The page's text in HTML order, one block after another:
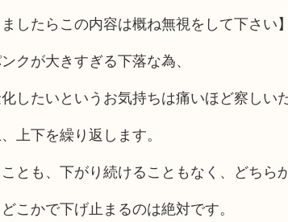
したらこの内容は概ね無視をして下さい】
クが大きすぎる下落な為、
したいというお気持ちは痛いほど察しい
上下を繰り返します。
とも、下がり続けることもなく、どちら
こかで下げ止まるのは絶対です。